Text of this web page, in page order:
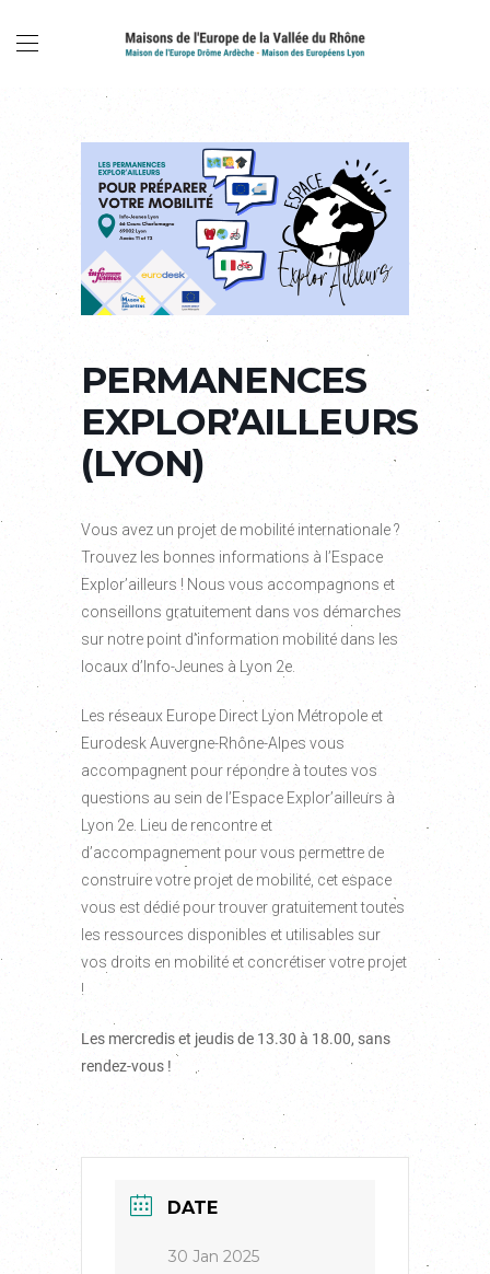
PERMANENCES
EXPLOR’AILLEURS
(LYON)
Vous avez un projet de mobilité internationale ?
Trouvez les bonnes informations à l’Espace
Explor’ailleurs ! Nous vous accompagnons et
conseillons gratuitement dans vos démarches
sur notre point d’information mobilité dans les
locaux d’Info-Jeunes à Lyon 2e.
Les réseaux Europe Direct Lyon Métropole et
Eurodesk Auvergne-Rhône-Alpes vous
accompagnent pour répondre à toutes vos
questions au sein de l’Espace Explor’ailleurs à
Lyon 2e. Lieu de rencontre et
d’accompagnement pour vous permettre de
construire votre projet de mobilité, cet espace
vous est dédié pour trouver gratuitement toutes
les ressources disponibles et utilisables sur
vos droits en mobilité et concrétiser votre projet
!
Les mercredis et jeudis de 13.30 à 18.00, sans
rendez-vous !
DATE
30 Jan 2025